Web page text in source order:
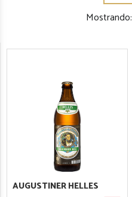
Mostrando:
AUGUSTINER HELLES